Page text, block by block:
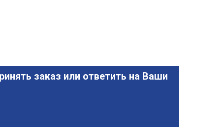
заказ или ответить на Ваши